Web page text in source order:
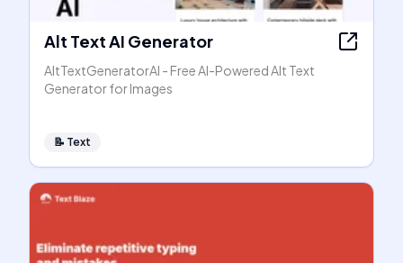
Alt Text AI Generator
AltTextGeneratorAI - Free AI-Powered Alt Text
Generator for Images
📝 Text